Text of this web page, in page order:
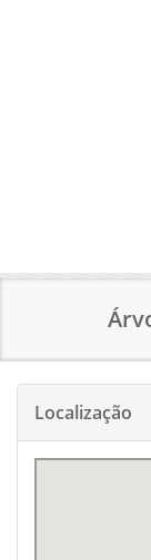
Localização